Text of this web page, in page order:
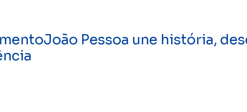
Pessoa une história,